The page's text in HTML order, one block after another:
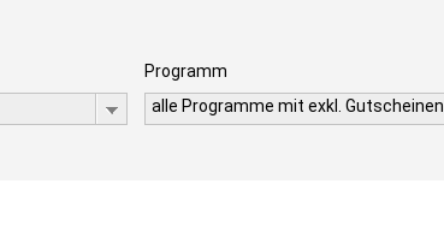
Programm
alle Programme mit exkl. Gutscheinen